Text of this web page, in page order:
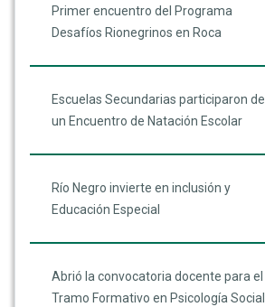
Primer encuentro del Programa
Desafíos Rionegrinos en Roca
Escuelas Secundarias participaron de
un Encuentro de Natación Escolar
Río Negro invierte en inclusión y
Educación Especial
Abrió la convocatoria docente para el
Tramo Formativo en Psicología Social